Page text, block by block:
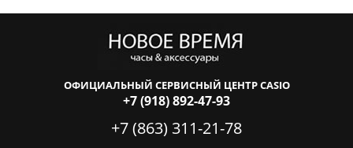
ОФИЦИАЛЬНЫЙ СЕРВИСНЫЙ ЦЕНТР CASIO
+7 (918) 892-47-93
+7 (863) 311-21-78